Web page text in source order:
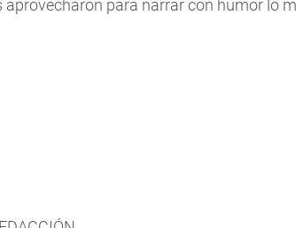
aprovecharon para narrar con humor lo